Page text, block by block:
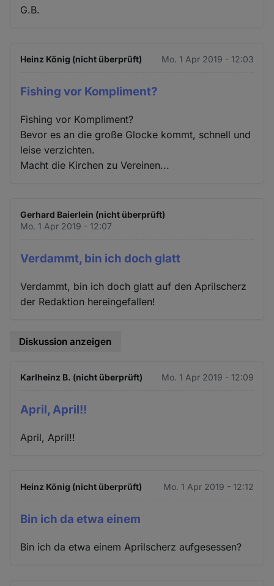
G.B.
Heinz König (nicht überprüft) Mo. 1 Apr 2019 - 12:03
Fishing vor Kompliment?
Fishing vor Kompliment?
Bevor es an die große Glocke kommt, schnell und
leise verzichten.
Macht die Kirchen zu Vereinen...
Gerhard Baierlein (nicht überprüft)
Mo. 1 Apr 2019 - 12:07
Verdammt, bin ich doch glatt
Verdammt, bin ich doch glatt auf den Aprilscherz
der Redaktion hereingefallen!
Diskussion anzeigen
Karlheinz B. (nicht überprüft) Mo. 1 Apr 2019 - 12:09
April, April!!
April, April!!
Heinz König (nicht überprüft) Mo. 1 Apr 2019 - 12:12
Bin ich da etwa einem
Bin ich da etwa einem Aprilscherz aufgesessen?